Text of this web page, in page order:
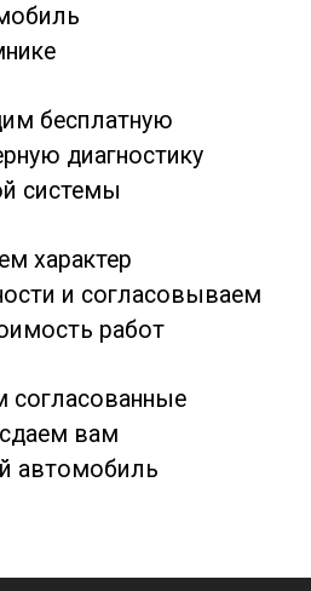
бесплатную
диагностику
системы
характер
и согласовываем
работ
согласованные
вам
автомобиль